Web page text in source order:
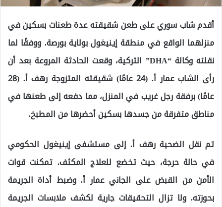
أقدم شاب سوري على طعن شقيقته عدة طعنات بسكين في
منزلهما الواقع في منطقة إينيغول بولاية بورصة. ووفقًا لما
نقلته وكالة “DHA” التركية، وقعت الحادثة المروعة بعد أن
رأى الشاب عمار أ. (24 عامًا) شقيقته المتزوجة رهف أ. (28
عامًا) برفقة رجل غريب في المنزل، مما دفعه إلى طعنها في
مناطق متفرقة من جسدها بسكين أحضرها من المطبخ.
تم نقل الضحية رهف أ. إلى مستشفى إينيغول الحكومي
في حالة حرجة، حيث تخضع للعلاج المكثف. تمكنت قوات
الأمن من القبض على الجاني عمار أ. وضبط أداة الجريمة
بحوزته. ولا تزال التحقيقات جارية لكشف ملابسات الجريمة